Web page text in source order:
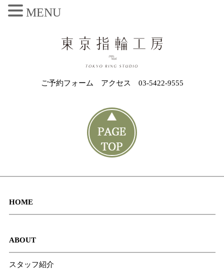
ご予約フォーム アクセス 03-5422-9555
HOME
ABOUT
スタッフ紹介
MENU